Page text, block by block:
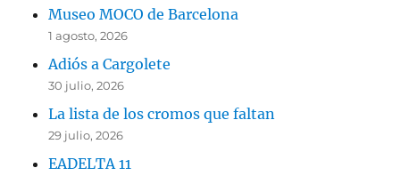
Museo MOCO de Barcelona
1 agosto, 2026
Adiós a Cargolete
30 julio, 2026
La lista de los cromos que faltan
29 julio, 2026
EADELTA 11